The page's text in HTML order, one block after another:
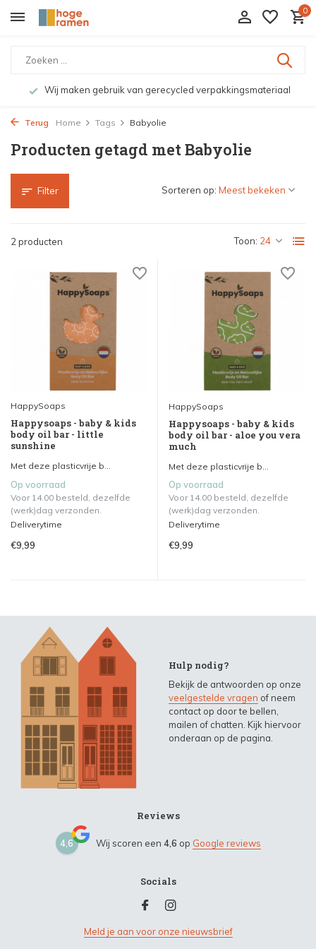
0
Wij maken gebruik van gerecycled verpakkingsmateriaal
Terug Home Tags Babyolie
Producten getagd met Babyolie
Filter
2 producten Toon:
Sorteren op:
HappySoaps
Happysoaps - baby & kids
body oil bar - little
sunshine
Met deze plasticvrije b...
Op voorraad
Voor 14.00 besteld, dezelfde
(werk)dag verzonden.
Deliverytime
€9,99
HappySoaps
Happysoaps - baby & kids
body oil bar - aloe you vera
much
Met deze plasticvrije b...
Op voorraad
Voor 14.00 besteld, dezelfde
(werk)dag verzonden.
Deliverytime
€9,99
Hulp nodig?
Bekijk de antwoorden op onze
veelgestelde vragen of neem
contact op door te bellen,
mailen of chatten. Kijk hiervoor
onderaan op de pagina.
Reviews
4,6 Wij scoren een 4,6 op Google reviews
Socials
Meld je aan voor onze nieuwsbrief